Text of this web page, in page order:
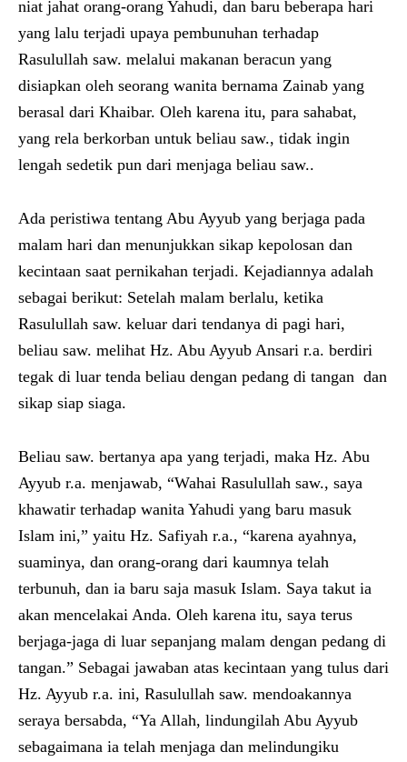
niat jahat orang-orang Yahudi, dan baru beberapa hari
yang lalu terjadi upaya pembunuhan terhadap
Rasulullah saw. melalui makanan beracun yang
disiapkan oleh seorang wanita bernama Zainab yang
berasal dari Khaibar. Oleh karena itu, para sahabat,
yang rela berkorban untuk beliau saw., tidak ingin
lengah sedetik pun dari menjaga beliau saw..
Ada peristiwa tentang Abu Ayyub yang berjaga pada
malam hari dan menunjukkan sikap kepolosan dan
kecintaan saat pernikahan terjadi. Kejadiannya adalah
sebagai berikut: Setelah malam berlalu, ketika
Rasulullah saw. keluar dari tendanya di pagi hari,
beliau saw. melihat Hz. Abu Ayyub Ansari r.a. berdiri
tegak di luar tenda beliau dengan pedang di tangan dan
sikap siap siaga.
Beliau saw. bertanya apa yang terjadi, maka Hz. Abu
Ayyub r.a. menjawab, “Wahai Rasulullah saw., saya
khawatir terhadap wanita Yahudi yang baru masuk
Islam ini,” yaitu Hz. Safiyah r.a., “karena ayahnya,
suaminya, dan orang-orang dari kaumnya telah
terbunuh, dan ia baru saja masuk Islam. Saya takut ia
akan mencelakai Anda. Oleh karena itu, saya terus
berjaga-jaga di luar sepanjang malam dengan pedang di
tangan.” Sebagai jawaban atas kecintaan yang tulus dari
Hz. Ayyub r.a. ini, Rasulullah saw. mendoakannya
seraya bersabda, “Ya Allah, lindungilah Abu Ayyub
sebagaimana ia telah menjaga dan melindungiku